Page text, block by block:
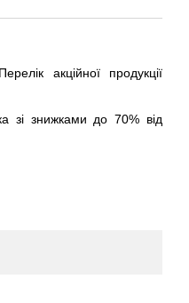
акційної продукції
зі знижками до 70% від